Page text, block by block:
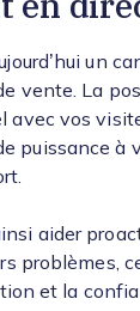
un
vente. La
avec vos
puissance à
aider
problèmes,
et la